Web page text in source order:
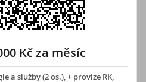
Kč za měsíc
a služby (2 os.), + provize RK,